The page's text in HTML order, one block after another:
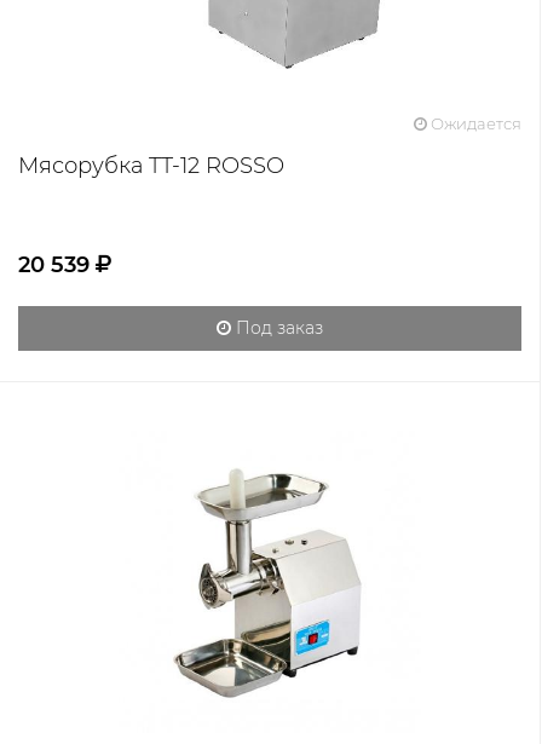
Ожидается
Мясорубка TT-12 ROSSO
20 539
Под заказ